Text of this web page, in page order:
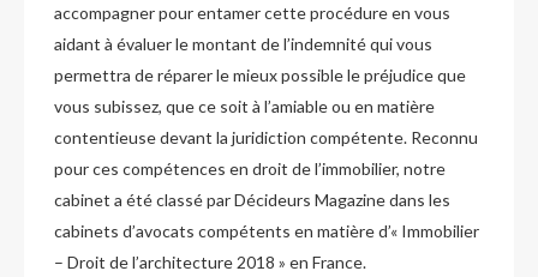
accompagner pour entamer cette procédure en vous
aidant à évaluer le montant de l’indemnité qui vous
permettra de réparer le mieux possible le préjudice que
vous subissez, que ce soit à l’amiable ou en matière
contentieuse devant la juridiction compétente. Reconnu
pour ces compétences en droit de l’immobilier, notre
cabinet a été classé par Décideurs Magazine dans les
cabinets d’avocats compétents en matière d’« Immobilier
– Droit de l’architecture 2018 » en France.